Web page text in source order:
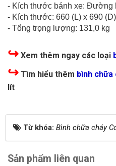
- Kích thước bánh xe: Đường
- Kích thước: 660 (L) x 690
- Tổng trọng lượng: 131,0 kg
↪ Xem thêm ngay các loại
↪ Tìm hiểu thêm bình
lít
Từ khóa: Bình chữa cháy
Sản phẩm liên quan